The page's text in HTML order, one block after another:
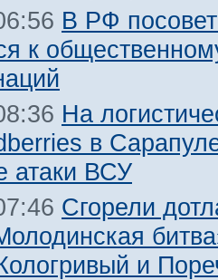
В РФ
к
На
в
атаки ВСУ
Сгорели
и